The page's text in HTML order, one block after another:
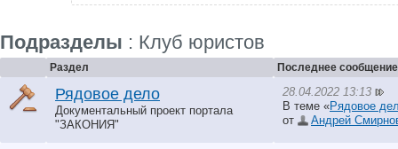
Подразделы : Клуб юристов
Раздел Последнее сообщение
Рядовое дело
Документальный проект портала
"ЗАКОНИЯ"
28.04.2022 13:13
В теме «Рядовое
от
Андрей